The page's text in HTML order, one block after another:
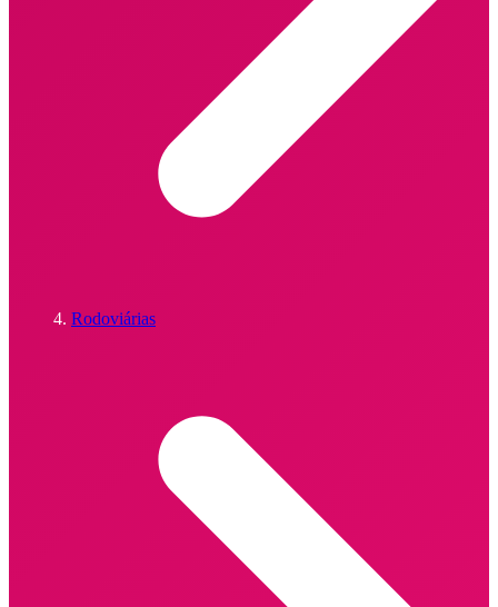
Rodoviárias